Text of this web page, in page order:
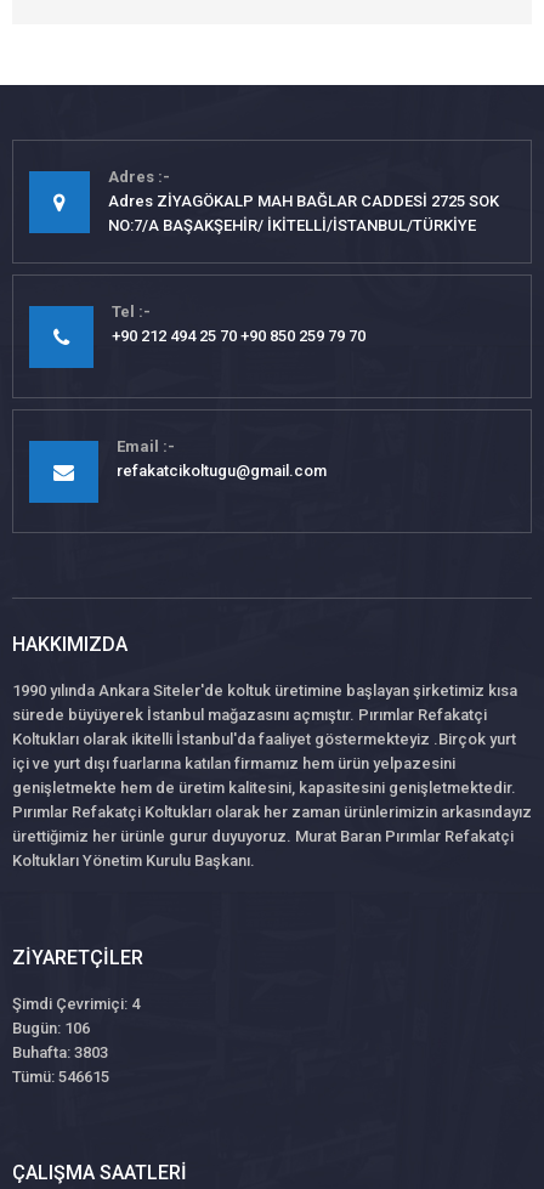
Adres
Adres ZİYAGÖKALP MAH BAĞLAR CADDESİ 2725 SOK
NO:7/A BAŞAKŞEHİR/ İKİTELLİ/İSTANBUL/TÜRKİYE
Tel
+90 212 494 25 70 +90 850 259 79 70
Email
refakatcikoltugu@gmail.com
HAKKIMIZDA
1990 yılında Ankara Siteler'de koltuk üretimine başlayan şirketimiz kısa
sürede büyüyerek İstanbul mağazasını açmıştır. Pırımlar Refakatçi
Koltukları olarak ikitelli İstanbul'da faaliyet göstermekteyiz .Birçok yurt
içi ve yurt dışı fuarlarına katılan firmamız hem ürün yelpazesini
genişletmekte hem de üretim kalitesini, kapasitesini genişletmektedir.
Pırımlar Refakatçi Koltukları olarak her zaman ürünlerimizin arkasındayız
ürettiğimiz her ürünle gurur duyuyoruz. Murat Baran Pırımlar Refakatçi
Koltukları Yönetim Kurulu Başkanı.
ZIYARETÇILER
Şimdi Çevrimiçi: 4
Bugün: 106
Buhafta: 3803
Tümü: 546615
ÇALIŞMA SAATLERI